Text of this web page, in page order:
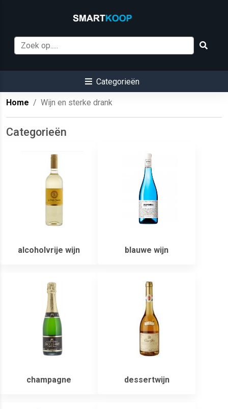
Categorieën
Home Wijn en sterke drank
Categorieën
alcoholvrije wijn blauwe wijn
champagne dessertwijn